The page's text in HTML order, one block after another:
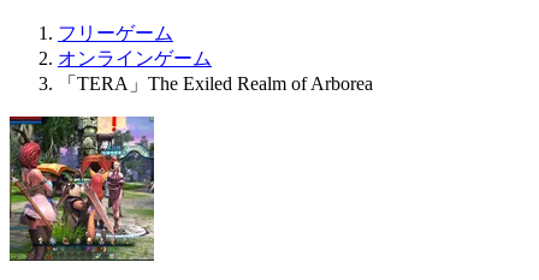
フリーゲーム
オンラインゲーム
「TERA」The Exiled Realm of Arborea